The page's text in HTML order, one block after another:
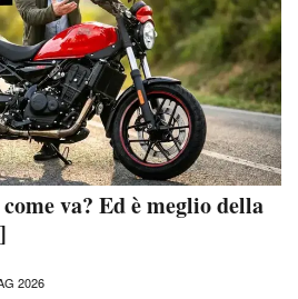
va? Ed è meglio della
2026